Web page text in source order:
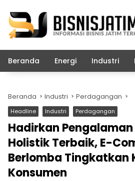
konten
Beranda Energi Industri
Beranda Industri Perdagangan
Headline Industri Perdagangan
Hadirkan
Holistik Terbaik, E-
Berlomba Tingkatkan
Konsumen